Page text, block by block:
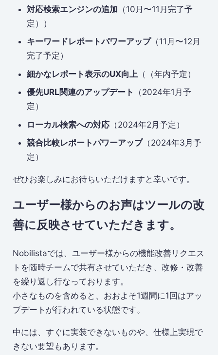
対応検索エンジンの追加 （10月〜11月完了予
定））
キーワードレポートパワーアップ（11月〜12月
完了予定）
細かなレポート表示のUX向上 （（年内予定）
優先URL関連のアップデート
（2024年1月予
定）
ローカル検索への対応（2024年2月予定）
競合比較レポートパワーアップ（2024年3月予
定）
ぜひお楽しみにお待ちいただけますと幸いです。
ユーザー様からのお声はツールの改
善に反映させていただきます。
Nobilistaでは、ユーザー様からの機能改善リクエス
トを随時チームで共有させていただき、改修・改善
を繰り返し行なっております。
小さなものを含めると、おおよそ1週間に1回はアッ
プデートが行われている状態です。
中には、すぐに実装できないものや、仕様上実現で
きない要望もあります。